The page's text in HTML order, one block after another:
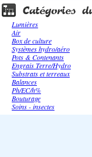
Lumières
Air
Box de culture
Systèmes hydro/aéro
Pots & Contenants
Engrais Terre/Hydro
Substrats et terreaux
Balances
Ph/EC/h%
Bouturage
Soins - insectes